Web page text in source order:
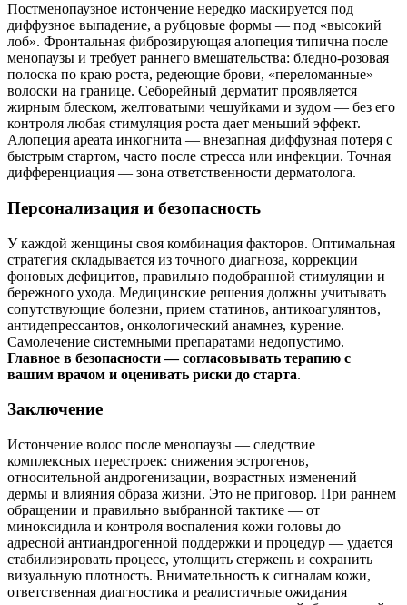
Постменопаузное истончение нередко маскируется под
диффузное выпадение, а рубцовые формы — под «высокий
лоб». Фронтальная фиброзирующая алопеция типична после
менопаузы и требует раннего вмешательства: бледно‑розовая
полоска по краю роста, редеющие брови, «переломанные»
волоски на границе. Себорейный дерматит проявляется
жирным блеском, желтоватыми чешуйками и зудом — без его
контроля любая стимуляция роста дает меньший эффект.
Алопеция ареата инкогнита — внезапная диффузная потеря с
быстрым стартом, часто после стресса или инфекции. Точная
дифференциация — зона ответственности дерматолога.
Персонализация и безопасность
У каждой женщины своя комбинация факторов. Оптимальная
стратегия складывается из точного диагноза, коррекции
фоновых дефицитов, правильно подобранной стимуляции и
бережного ухода. Медицинские решения должны учитывать
сопутствующие болезни, прием статинов, антикоагулянтов,
антидепрессантов, онкологический анамнез, курение.
Самолечение системными препаратами недопустимо.
Главное в безопасности — согласовывать терапию с
вашим врачом и оценивать риски до старта.
Заключение
Истончение волос после менопаузы — следствие
комплексных перестроек: снижения эстрогенов,
относительной андрогенизации, возрастных изменений
дермы и влияния образа жизни. Это не приговор. При раннем
обращении и правильно выбранной тактике — от
миноксидила и контроля воспаления кожи головы до
адресной антиандрогенной поддержки и процедур — удается
стабилизировать процесс, утолщить стержень и сохранить
визуальную плотность. Внимательность к сигналам кожи,
ответственная диагностика и реалистичные ожидания